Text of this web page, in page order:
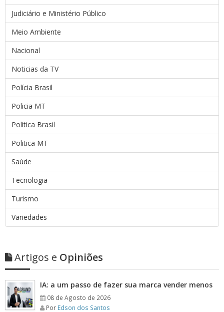
Judiciário e Ministério Público
Meio Ambiente
Nacional
Noticias da TV
Polícia Brasil
Policia MT
Politica Brasil
Politica MT
Saúde
Tecnologia
Turismo
Variedades
Artigos e Opiniões
IA: a um passo de fazer sua marca vender menos
08 de Agosto de 2026
Por Edson dos Santos